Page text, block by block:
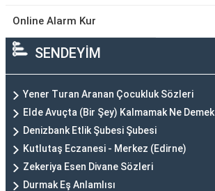
Online Alarm Kur
SENDEYİM
Yener Turan Aranan Çocukluk Sözleri
Elde Avuçta (Bir Şey) Kalmamak Ne Demek
Denizbank Etlik Şubesi Şubesi
Kutlutaş Eczanesi - Merkez (Edirne)
Zekeriya Esen Divane Sözleri
Durmak Eş Anlamlısı